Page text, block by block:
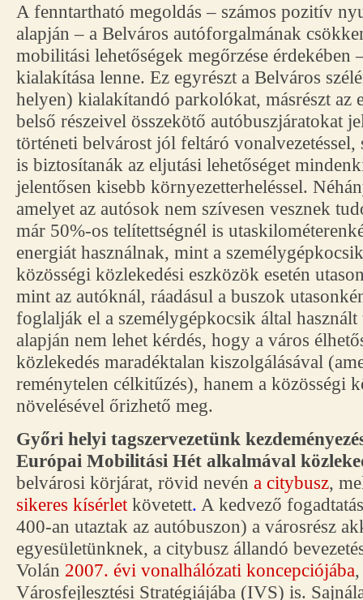
A fenntartható megoldás – számos pozitív
alapján – a Belváros autóforgalmának
mobilitási lehetőségek megőrzése érdekében
kialakítása lenne. Ez egyrészt a Belváros
helyen) kialakítandó parkolókat, másrészt az
belső részeivel összekötő autóbuszjáratokat
történeti belvárost jól feltáró vonalvezetéssel,
is biztosítanák az eljutási lehetőséget
jelentősen kisebb környezetterheléssel.
amelyet az autósok nem szívesen vesznek
már 50%-os telítettségnél is
energiát használnak, mint a
közösségi közlekedési eszközök esetén
mint az autóknál, ráadásul a buszok
foglalják el a személygépkocsik által
alapján nem lehet kérdés, hogy a város
közlekedés maradéktalan kiszolgálásával
reménytelen célkitűzés), hanem a közösségi
növelésével őrizhető meg.
Győri helyi tagszervezetünk
Európai Mobilitási Hét alkalmával
belvárosi körjárat, rövid nevén a citybusz,
sikeres kísérlet követett. A kedvező
400-an utaztak az autóbuszon) a városrész
egyesületünknek, a citybusz állandó
Volán 2007. évi vonalhálózati koncepciójába
Városfejlesztési Stratégiájába (IVS) is.